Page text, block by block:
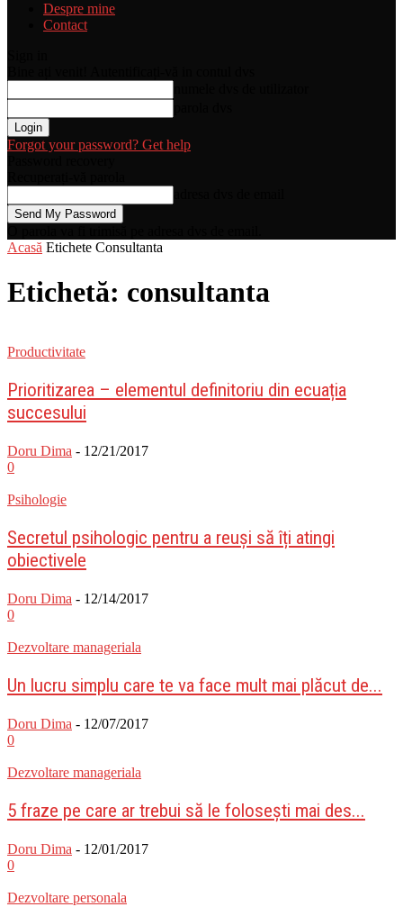
Despre mine
Contact
Forgot your password? Get help
Acasă Etichete Consultanta
Etichetă: consultanta
Productivitate
Prioritizarea – elementul definitoriu din ecuația
succesului
Doru Dima - 12/21/2017
0
Psihologie
Secretul psihologic pentru a reuși să îți atingi
obiectivele
Doru Dima - 12/14/2017
0
Dezvoltare manageriala
Un lucru simplu care te va face mult mai plăcut de...
Doru Dima - 12/07/2017
0
Dezvoltare manageriala
5 fraze pe care ar trebui să le folosești mai des...
Doru Dima - 12/01/2017
0
Dezvoltare personala